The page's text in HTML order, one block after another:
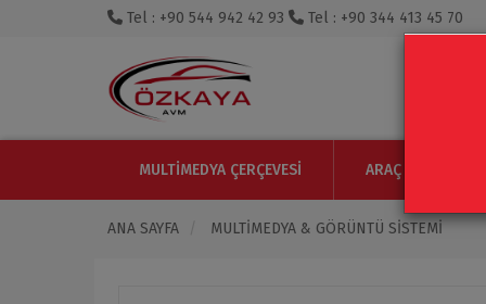
Tel : +90 544 942 42 93 Tel : +90 344 413 45 70
MULTIMEDYA ÇERÇEVESI ARAÇ IÇI MONITOR
ANA SAYFA MULTIMEDYA & GÖRÜNTÜ SISTEMI